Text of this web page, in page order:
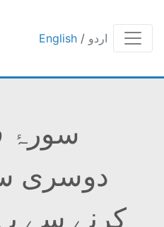
English / اردو
سورۂ
دوسری
کرنے سے